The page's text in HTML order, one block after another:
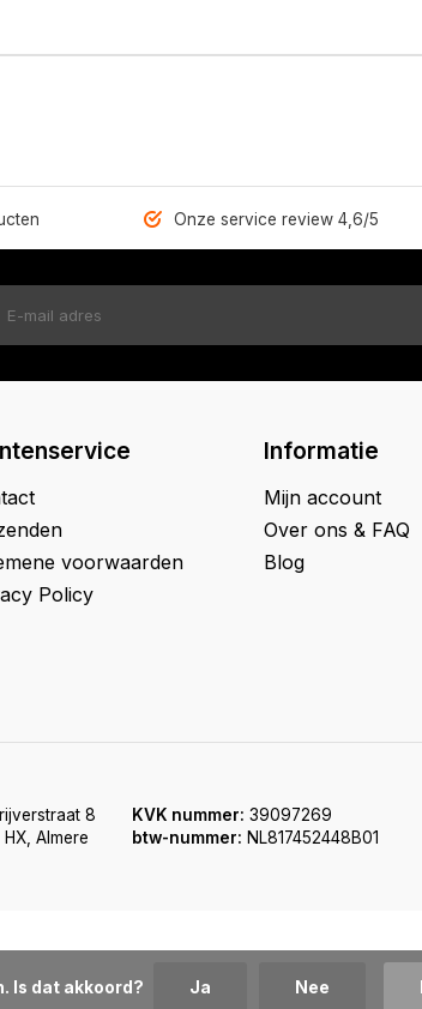
Onze service review 4,6/5
voorwaarden
Policy
Informatie
Mijn account
Over ons & FAQ
Blog
8
HX, Almere
KVK nummer: 39097269
btw-nummer: NL817452448B01
Is dat akkoord?
Ja Nee